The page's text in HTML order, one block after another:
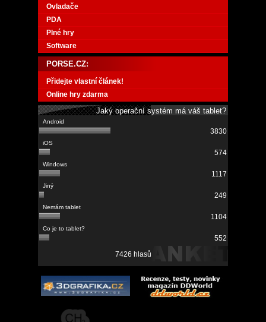
Ovladače
PDA
Plné hry
Software
PORSE.CZ:
Přidejte vlastní článek!
Online hry zdarma
Jaký operační systém má váš tablet?
3830
574
1117
249
1104
552
7426 hlasů